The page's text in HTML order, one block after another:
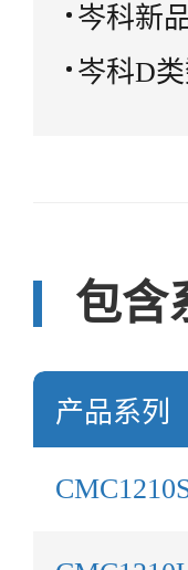
岑科新
岑科D
包含
产品系列